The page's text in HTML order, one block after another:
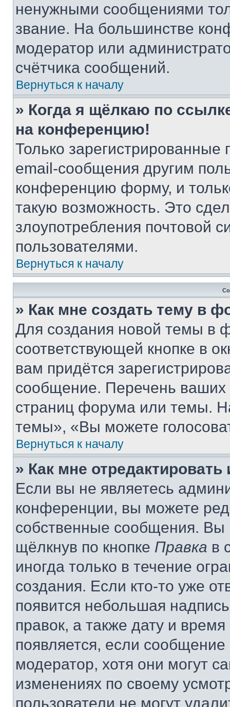
ненужными сообщениями
звание. На большинстве
модератор или
счётчика сообщений.
Вернуться к началу
» Когда я щёлкаю по
на конференцию!
Только зарегистрированные
email-сообщения другим
конференцию форму, и
такую возможность. Это
злоупотребления почтовой
пользователями.
Вернуться к началу
» Как мне создать тему в
Для создания новой темы в
соответствующей кнопке в
вам придётся
сообщение. Перечень ваших
страниц форума или темы.
темы», «Вы можете
Вернуться к началу
» Как мне
Если вы не являетесь
конференции, вы можете
собственные сообщения. Вы
щёлкнув по кнопке Правка в
иногда только в течение
создания. Если кто-то уже
появится небольшая
правок, а также дату и
появляется, если
модератор, хотя они могут
изменениях по своему
пользователи не могут